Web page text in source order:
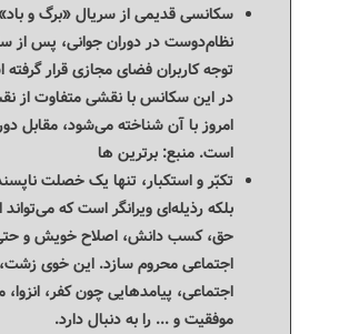
سکانسی قدیمی از سریال «برگ و باد»
نظام‌دوست در دوران جوانی، پس از
توجه کاربران فضای مجازی قرار
در این سکانس با نقشی متفاوت از
امروز با آن شناخته می‌شود، مقابل
است. منبع: برترین ها
تکبّر و استکبار، تنها یک خصلت
بلکه رذیله‌ای ویرانگر است که
حق، کسب دانش، اصلاح خویش و
اجتماعی محروم سازد. این خوی
اجتماعی، پیامدهایی چون کفر،
موفقیت و ... را به دنبال دارد.